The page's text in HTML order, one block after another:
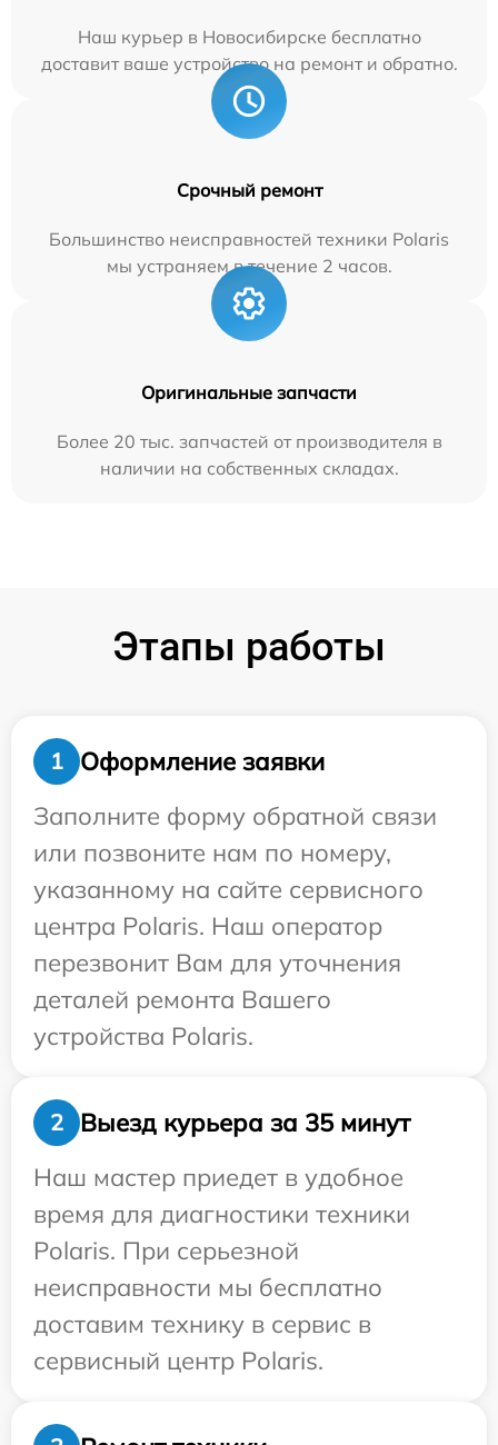
Наш курьер в Новосибирске бесплатно
доставит ваше устройство на ремонт и обратно.
Срочный ремонт
Большинство неисправностей техники Polaris
мы устраняем в течение 2 часов.
Оригинальные запчасти
Более 20 тыс. запчастей от производителя в
наличии на собственных складах.
Этапы работы
1
Оформление заявки
Заполните форму обратной связи
или позвоните нам по номеру,
указанному на сайте сервисного
центра Polaris. Наш оператор
перезвонит Вам для уточнения
деталей ремонта Вашего
устройства Polaris.
2
Выезд курьера за 35 минут
Наш мастер приедет в удобное
время для диагностики техники
Polaris. При серьезной
неисправности мы бесплатно
доставим технику в сервис в
сервисный центр Polaris.